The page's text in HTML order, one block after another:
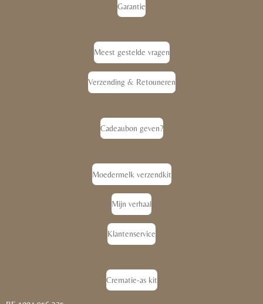
Garantie
Meest gestelde vragen
Verzending & Retouneren
Cadeaubon geven?
Moedermelk verzendkit
Mijn verhaal
Klantenservice
Crematie-as kit